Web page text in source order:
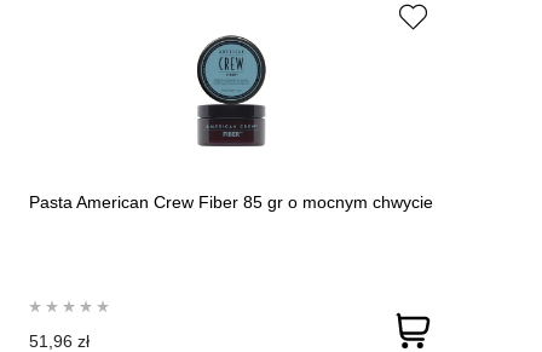
Pasta American Crew Fiber 85 gr o mocnym chwycie
51,96 zł